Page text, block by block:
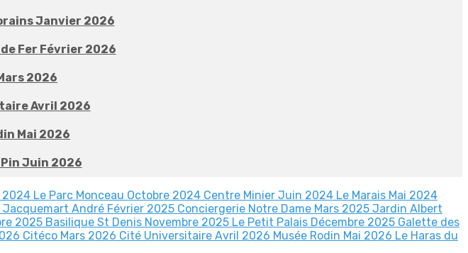
Janvier 2026
Fer Février 2026
2026
Avril 2026
Mai 2026
Pin Juin 2026
2024 Le Parc Monceau Octobre 2024 Centre Minier Juin 2024 Le Marais Mai 2024
Jacquemart André Février 2025 Conciergerie Notre Dame Mars 2025 Jardin Albert
2025 Basilique St Denis Novembre 2025 Le Petit Palais Décembre 2025 Galette des
Citéco Mars 2026 Cité Universitaire Avril 2026 Musée Rodin Mai 2026 Le Haras du